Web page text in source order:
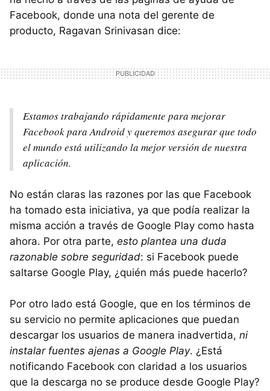
Facebook, donde una nota del gerente de
producto, Ragavan Srinivasan dice:
Estamos trabajando rápidamente para mejorar
Facebook para Android y queremos asegurar que todo
el mundo está utilizando la mejor versión de nuestra
aplicación.
No están claras las razones por las que Facebook
ha tomado esta iniciativa, ya que podía realizar la
misma acción a través de Google Play como hasta
ahora. Por otra parte, esto plantea una duda
razonable sobre seguridad: si Facebook puede
saltarse Google Play, ¿quién más puede hacerlo?
Por otro lado está Google, que en los términos de
su servicio no permite aplicaciones que puedan
descargar los usuarios de manera inadvertida, ni
instalar fuentes ajenas a Google Play. ¿Está
notificando Facebook con claridad a los usuarios
que la descarga no se produce desde Google Play?